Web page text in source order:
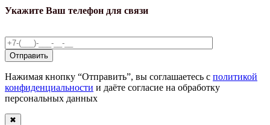
Укажите Ваш телефон для связи
Нажимая кнопку “Отправить”, вы соглашаетесь с политикой
конфиденциальности и даёте согласие на обработку
персональных данных
✖